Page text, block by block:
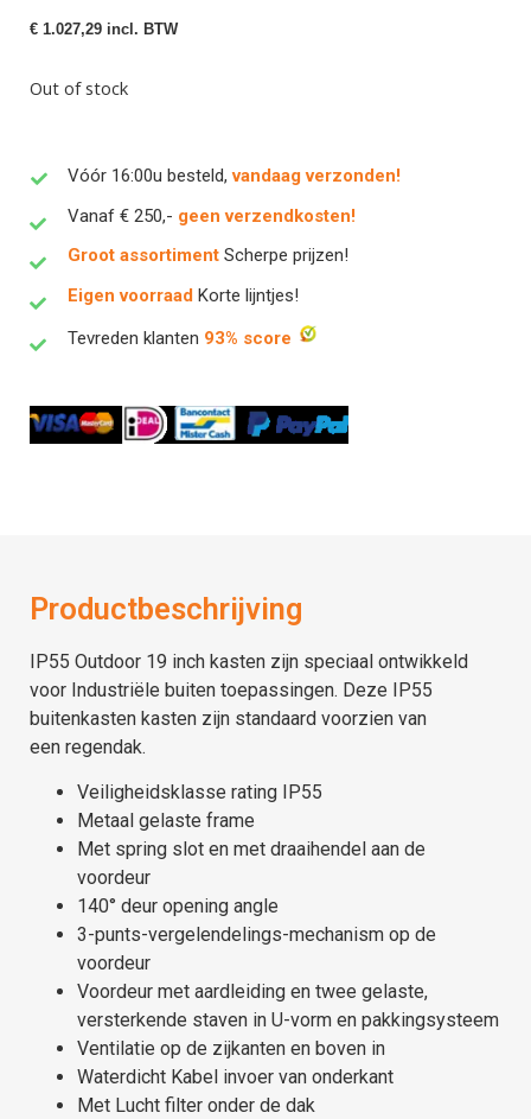
€ 1.027,29 incl. BTW
Out of stock
Vóór 16:00u besteld,vandaag verzonden!
Vanaf € 250,- geen verzendkosten!
Groot assortiment Scherpe prijzen!
Eigen voorraad Korte lijntjes!
Tevreden klanten 93% score
Productbeschrijving
IP55 Outdoor 19 inch kasten zijn speciaal ontwikkeld
voor Industriële buiten toepassingen. Deze IP55
buitenkasten kasten zijn standaard voorzien van
een regendak.
Veiligheidsklasse rating IP55
Metaal gelaste frame
Met spring slot en met draaihendel aan de
voordeur
140° deur opening angle
3-punts-vergelendelings-mechanism op de
voordeur
Voordeur met aardleiding en twee gelaste,
versterkende staven in U-vorm en pakkingsysteem
Ventilatie op de zijkanten en boven in
Waterdicht Kabel invoer van onderkant
Met Lucht filter onder de dak